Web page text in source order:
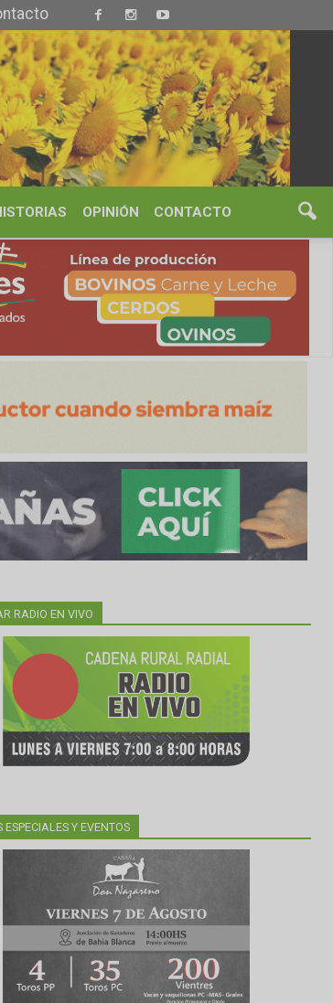
CONTACTO
ESCUCHAR RADIO EN VIVO
REMATES ESPECIALES Y EVENTOS